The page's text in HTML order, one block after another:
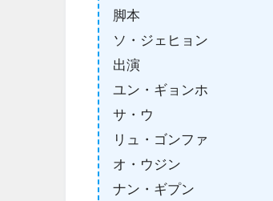
脚本
ソ・ジェヒョン
出演
ユン・ギョンホ
サ・ウ
リュ・ゴンファ
オ・ウジン
ナン・ギプン